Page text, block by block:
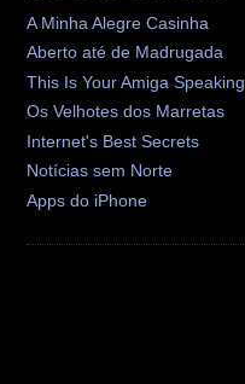
A Minha Alegre Casinha
Aberto até de Madrugada
This Is Your Amiga Speaking
Os Velhotes dos Marretas
Internet's Best Secrets
Notícias sem Norte
Apps do iPhone